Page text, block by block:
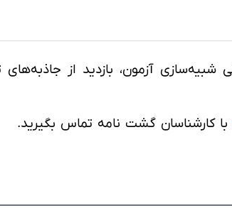
آزمون، بازدید از جاذبه‌های
با کارشناسان گشت نامه تماس بگیرید.